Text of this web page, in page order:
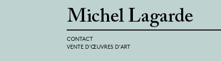
CONTACT
VENTE D'ŒUVRES D'ART